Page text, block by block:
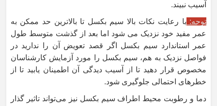
آسیب نبیند.
توجه: با رعایت نکات بالا سیم بکسل تا بالاترین حد ممکن به
عمر مفید خود نزدیک می شود اما بعد از گذشت متوسط طول
عمر استاندارد سیم بکسل اگر قصد تعویض آن را ندارید در
فواصل نزدیک به هم، سیم بکسل را مورد آزمایش کارشناسان
مخصوص قرار دهید تا از آسیب دیدگی آن اطمینان یابید تا از
خطرهای احتمالی جلوگیری شود.
دما و رطوبت محیط اطراف سیم بکسل نیز می‌تواند تاثیر گذار